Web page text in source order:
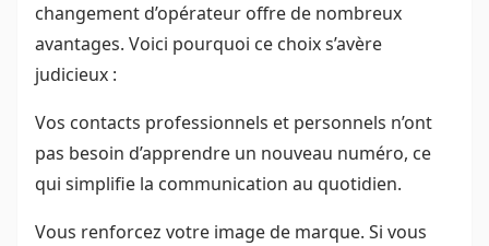
changement d’opérateur offre de nombreux
avantages. Voici pourquoi ce choix s’avère
judicieux :
Vos contacts professionnels et personnels n’ont
pas besoin d’apprendre un nouveau numéro, ce
qui simplifie la communication au quotidien.
Vous renforcez votre image de marque. Si vous